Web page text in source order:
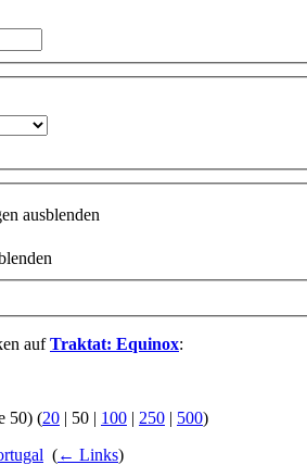
ausblenden
aufTraktat: Equinox:
50) (20 | 50 | 100 | 250 | 500)
(← Links)